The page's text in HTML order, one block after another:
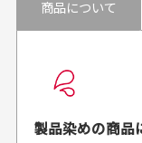
良かった！
がとうございま
お届け希望日
ご注文時にご
商品について
製品染めの商品